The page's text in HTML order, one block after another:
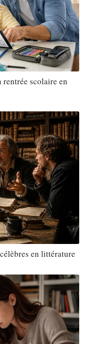
scolaire en
en littérature